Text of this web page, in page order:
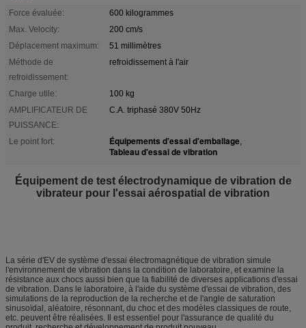
Force évaluée:
600 kilogrammes
Max. Velocity:
200 cm/s
Déplacement maximum:
51 millimètres
Méthode de
refroidissement:
refroidissement à l'air
Charge utile:
100 kg
AMPLIFICATEUR DE
PUISSANCE:
C.A. triphasé 380V 50Hz
Le point fort: Équipements d'essai d'emballage,
Tableau d'essai de vibration
Équipement de test électrodynamique de vibration de
vibrateur pour l'essai aérospatial de vibration
La série d'EV de système d'essai électromagnétique de vibration simule
l'environnement de vibration dans la condition de laboratoire, et examine la
résistance aux chocs aussi bien que la fiabilité de diverses applications d'essai
de vibration. Dans le laboratoire, à l'aide du système d'essai de vibration, des
simulations de la reproduction de la recherche et de l'angle de saturation
sinusoïdal, aléatoire, résonnant, du choc et des modèles classiques de route,
etc. peuvent être réalisées. Il est essentiel pour l'assurance de qualité du